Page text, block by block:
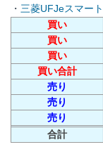
・ 三菱UFJeスマー
買い
買い
買い
買い合計
売り
売り
売り
合計